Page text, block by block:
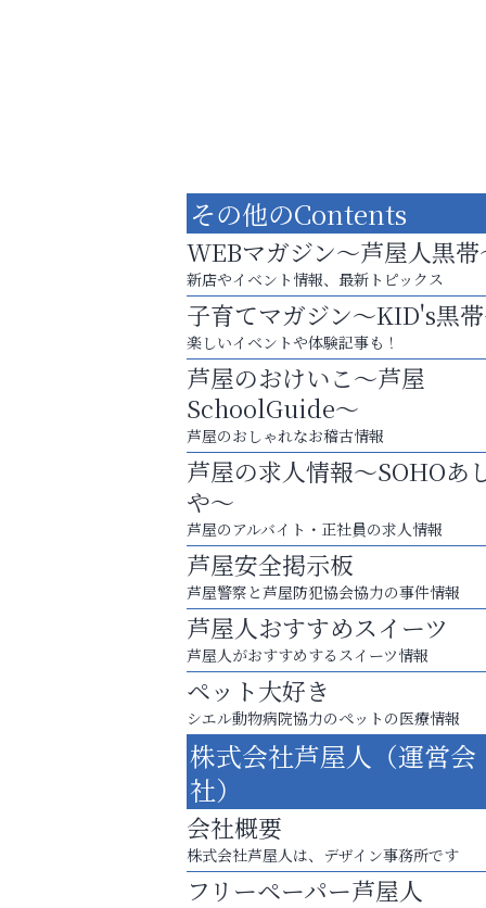
スマホは何時間までなら大丈夫？ ～スマホ
に知っておきたい子どもの近視対策～
芦屋インターナショナルスク
ール
「この学校に出会えて、本当によかった。」
おそうじ本舗芦屋東
その他のContents
WEBマガジン～芦屋人黒帯
新店やイベント情報、最新トピックス
子育てマガジン～KID's黒
楽しいイベントや体験記事も！
芦屋のおけいこ～芦屋
SchoolGuide～
芦屋のおしゃれなお稽古情報
芦屋の求人情報～SOHOあ
や～
芦屋のアルバイト・正社員の求人情報
芦屋安全掲示板
芦屋警察と芦屋防犯協会協力の事件情報
芦屋人おすすめスイーツ
芦屋人がおすすめするスイーツ情報
ペット大好き
シエル動物病院協力のペットの医療情報
株式会社芦屋人（運営会
社）
会社概要
株式会社芦屋人は、デザイン事務所です
フリーペーパー芦屋人